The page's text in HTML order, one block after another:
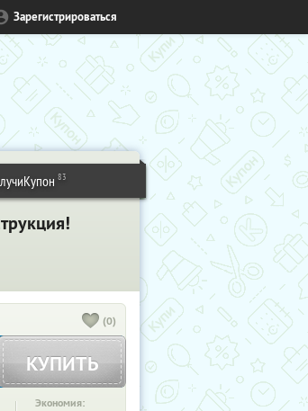
Зарегистрироваться
83
(0)
КУПИТЬ
Экономия: